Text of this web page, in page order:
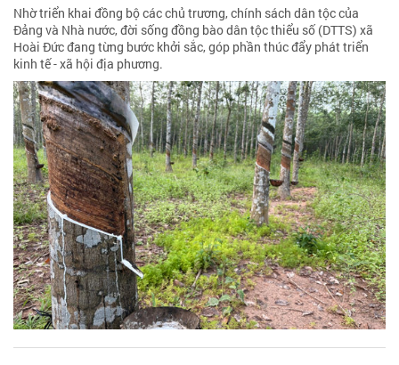
Nhờ triển khai đồng bộ các chủ trương, chính sách dân tộc của
Đảng và Nhà nước, đời sống đồng bào dân tộc thiểu số (DTTS) xã
Hoài Đức đang từng bước khởi sắc, góp phần thúc đẩy phát triển
kinh tế - xã hội địa phương.